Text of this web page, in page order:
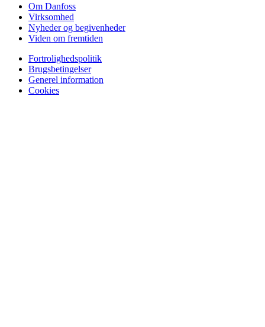
Om Danfoss
Virksomhed
Nyheder og begivenheder
Viden om fremtiden
Fortrolighedspolitik
Brugsbetingelser
Generel information
Cookies